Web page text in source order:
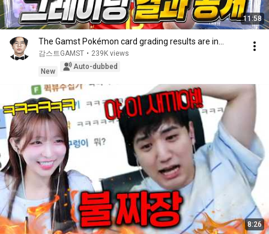
11:58
The Gamst Pokémon card grading results are in…
감스트GAMST • 239K views
New
Auto-dubbed
8:26